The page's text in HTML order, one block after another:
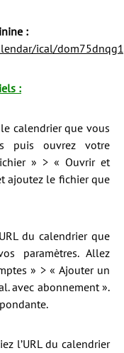
:
ical/
:
calendrier que vous
puis ouvrez votre
» > « Ouvrir et
ajoutez le fichier que
du calendrier que
paramètres. Allez
» > « Ajouter un
avec abonnement ».
l’URL du calendrier